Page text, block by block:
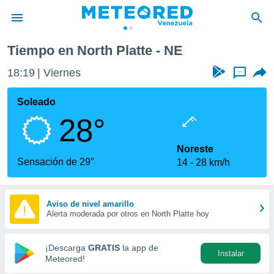
de
ha
calidad.
a este
las
y
forma
digital
basada
Tiempo en North Platte - NE
18:19 Viernes ...
Soleado
28°
Sensación de 29°
Noreste
14
28 km/h
Aviso de nivel amarillo
Alerta moderada por otros en North Platte hoy
¡Descarga GRATIS la app de
Meteored!
Instalar